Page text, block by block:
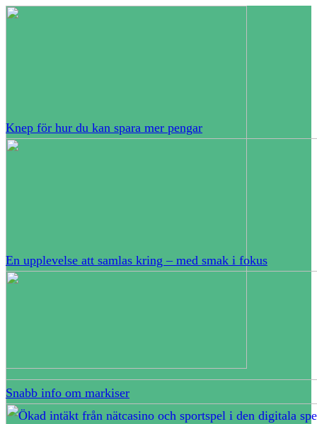
Knep för hur du kan spara mer pengar
En upplevelse att samlas kring – med smak i fokus
Snabb info om markiser